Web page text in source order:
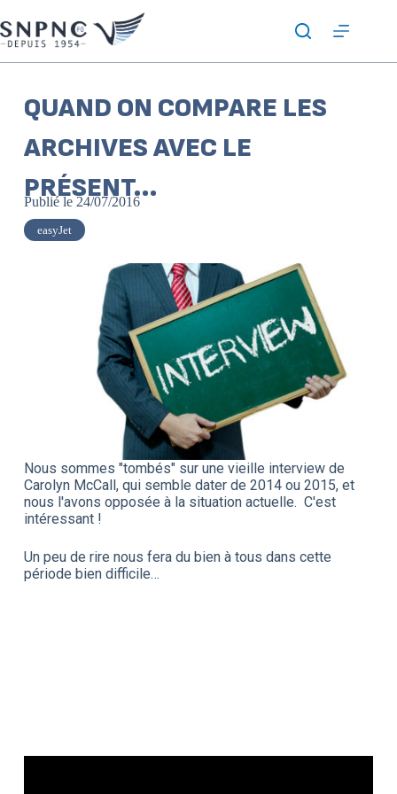
QUAND ON COMPARE LES
ARCHIVES AVEC LE
PRÉSENT…
Publié le 24/07/2016
easyJet
Nous sommes "tombés" sur une vieille interview de
Carolyn McCall, qui semble dater de 2014 ou 2015, et
nous l'avons opposée à la situation actuelle. C'est
intéressant !
Un peu de rire nous fera du bien à tous dans cette
période bien difficile…